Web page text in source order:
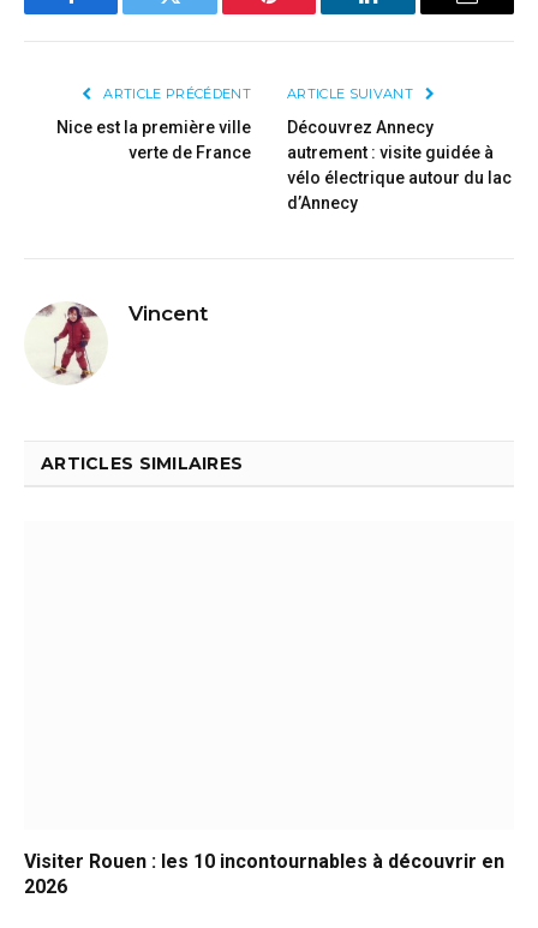
Facebook Twitter Pinterest LinkedIn Email
ARTICLE PRÉCÉDENT
Nice est la première ville
verte de France
ARTICLE SUIVANT
Découvrez Annecy
autrement : visite guidée à
vélo électrique autour du lac
d’Annecy
Vincent
ARTICLES SIMILAIRES
Visiter Rouen : les 10 incontournables à découvrir en
2026